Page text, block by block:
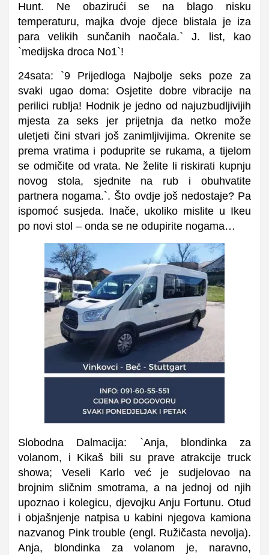
Hunt. Ne obazirući se na blago nisku
temperaturu, majka dvoje djece blistala je iza
para velikih sunčanih naočala.` J. list, kao
`medijska droca No1`!
24sata: `9 Prijedloga Najbolje seks poze za
svaki ugao doma: Osjetite dobre vibracije na
perilici rublja! Hodnik je jedno od najuzbudljivijih
mjesta za seks jer prijetnja da netko može
uletjeti čini stvari još zanimljivijima. Okrenite se
prema vratima i poduprite se rukama, a tijelom
se odmičite od vrata. Ne želite li riskirati kupnju
novog stola, sjednite na rub i obuhvatite
partnera nogama.`. Što ovdje još nedostaje? Pa
ispomoć susjeda. Inače, ukoliko mislite u Ikeu
po novi stol – onda se ne odupirite nogama…
Slobodna Dalmacija: `Anja, blondinka za
volanom, i Kikaš bili su prave atrakcije truck
showa; Veseli Karlo već je sudjelovao na
brojnim sličnim smotrama, a na jednoj od njih
upoznao i kolegicu, djevojku Anju Fortunu. Otud
i objašnjenje natpisa u kabini njegova kamiona
nazvanog Pink trouble (engl. Ružičasta nevolja).
Anja, blondinka za volanom je, naravno,